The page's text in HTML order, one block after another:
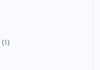
(1)